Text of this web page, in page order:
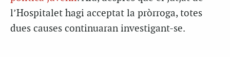
l’Hospitalet hagi acceptat la pròrroga, totes
dues causes continuaran investigant-se.